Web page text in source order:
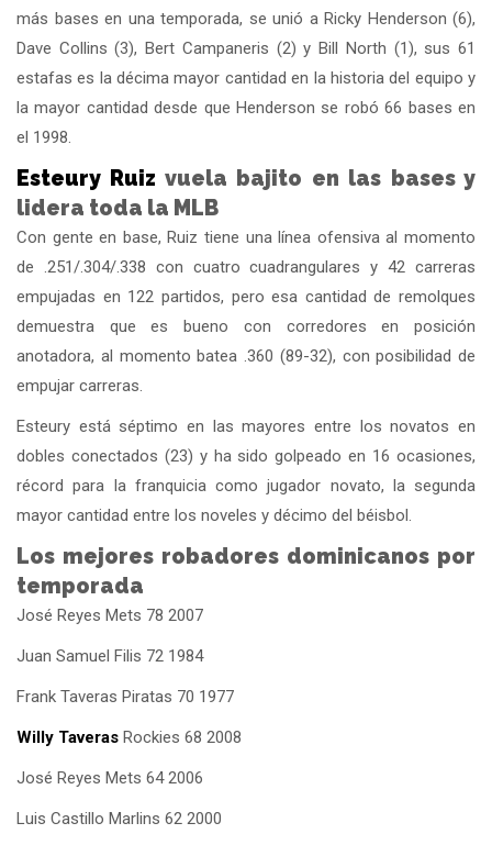
más bases en una temporada, se unió a Ricky Henderson (6),
Dave Collins (3), Bert Campaneris (2) y Bill North (1), sus 61
estafas es la décima mayor cantidad en la historia del equipo y
la mayor cantidad desde que Henderson se robó 66 bases en
el 1998.
Esteury Ruiz vuela bajito en las bases y
lidera toda la MLB
Con gente en base, Ruiz tiene una línea ofensiva al momento
de .251/.304/.338 con cuatro cuadrangulares y 42 carreras
empujadas en 122 partidos, pero esa cantidad de remolques
demuestra que es bueno con corredores en posición
anotadora, al momento batea .360 (89-32), con posibilidad de
empujar carreras.
Esteury está séptimo en las mayores entre los novatos en
dobles conectados (23) y ha sido golpeado en 16 ocasiones,
récord para la franquicia como jugador novato, la segunda
mayor cantidad entre los noveles y décimo del béisbol.
Los mejores robadores dominicanos por
temporada
José Reyes Mets 78 2007
Juan Samuel Filis 72 1984
Frank Taveras Piratas 70 1977
Willy Taveras Rockies 68 2008
José Reyes Mets 64 2006
Luis Castillo Marlins 62 2000